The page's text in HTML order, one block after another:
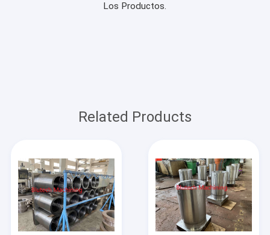
Los Productos.
Related Products